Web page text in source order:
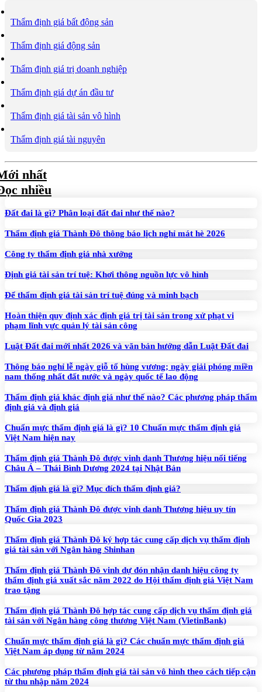
Thẩm định giá bất động sản
Thẩm định giá động sản
Thẩm định giá trị doanh nghiệp
Thẩm định giá dự án đầu tư
Thẩm định giá tài sản vô hình
Thẩm định giá tài nguyên
nhất
nhiều
Đất đai là gì? Phân loại đất đai như thế nào?
Thẩm định giá Thành Đô thông báo lịch nghỉ mát hè 2026
Công ty thẩm định giá nhà xưởng
Định giá tài sản trí tuệ: Khơi thông nguồn lực vô hình
Để thẩm định giá tài sản trí tuệ đúng và minh bạch
Hoàn thiện quy định xác định giá trị tài sản trong xử phạt vi
phạm lĩnh vực quản lý tài sản công
Luật Đất đai mới nhất 2026 và văn bản hướng dẫn Luật Đất đai
Thông báo nghỉ lễ ngày giỗ tổ hùng vương; ngày giải phóng miền
nam thống nhất đất nước và ngày quốc tế lao động
Thẩm định giá khác định giá như thế nào? Các phương pháp thẩm
định giá và định giá
Chuẩn mực thẩm định giá là gì? 10 Chuẩn mực thẩm định giá
Việt Nam hiện nay
Thẩm định giá Thành Đô được vinh danh Thương hiệu nổi tiếng
Châu Á – Thái Bình Dương 2024 tại Nhật Bản
Thẩm định giá là gì? Mục đích thẩm định giá?
Thẩm định giá Thành Đô được vinh danh Thương hiệu uy tín
Quốc Gia 2023
Thẩm định giá Thành Đô ký hợp tác cung cấp dịch vụ thẩm định
giá tài sản với Ngân hàng Shinhan
Thẩm định giá Thành Đô vinh dự đón nhận danh hiệu công ty
thẩm định giá xuất sắc năm 2022 do Hội thẩm định giá Việt Nam
trao tặng
Thẩm định giá Thành Đô hợp tác cung cấp dịch vụ thẩm định giá
tài sản với Ngân hàng công thương Việt Nam (VietinBank)
Chuẩn mực thẩm định giá là gì? Các chuẩn mực thẩm định giá
Việt Nam áp dụng từ năm 2024
Các phương pháp thẩm định giá tài sản vô hình theo cách tiếp cận
từ thu nhập năm 2024